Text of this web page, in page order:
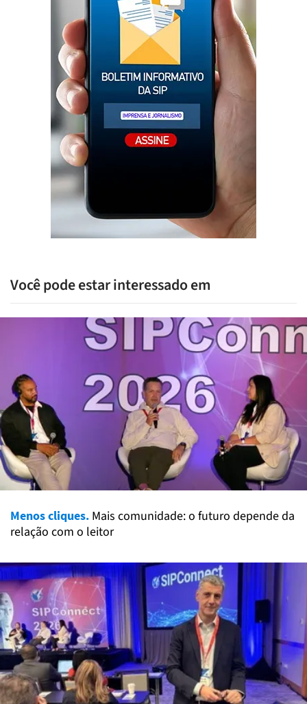
Você pode estar interessado em
Menos cliques. Mais comunidade: o futuro depende da
relação com o leitor